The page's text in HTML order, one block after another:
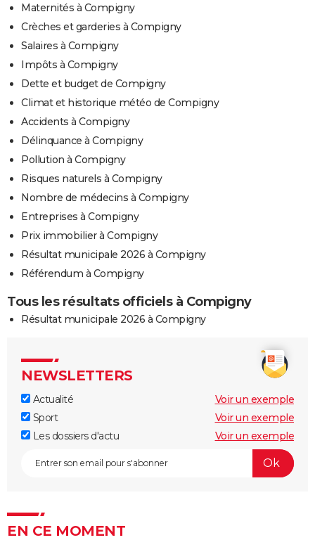
Maternités à Compigny
Crèches et garderies à Compigny
Salaires à Compigny
Impôts à Compigny
Dette et budget de Compigny
Climat et historique météo de Compigny
Accidents à Compigny
Délinquance à Compigny
Pollution à Compigny
Risques naturels à Compigny
Nombre de médecins à Compigny
Entreprises à Compigny
Prix immobilier à Compigny
Résultat municipale 2026 à Compigny
Référendum à Compigny
Tous les résultats officiels à Compigny
Résultat municipale 2026 à Compigny
NEWSLETTERS
Actualité
Voir un exemple
Sport
Voir un exemple
Les dossiers d'actu
Voir un exemple
EN CE MOMENT